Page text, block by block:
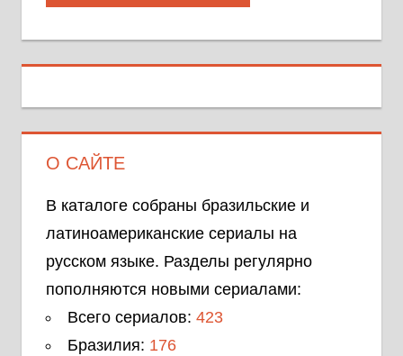
О САЙТЕ
В каталоге собраны бразильские и
латиноамериканские сериалы на
русском языке. Разделы регулярно
пополняются новыми сериалами:
Всего сериалов: 423
Бразилия: 176